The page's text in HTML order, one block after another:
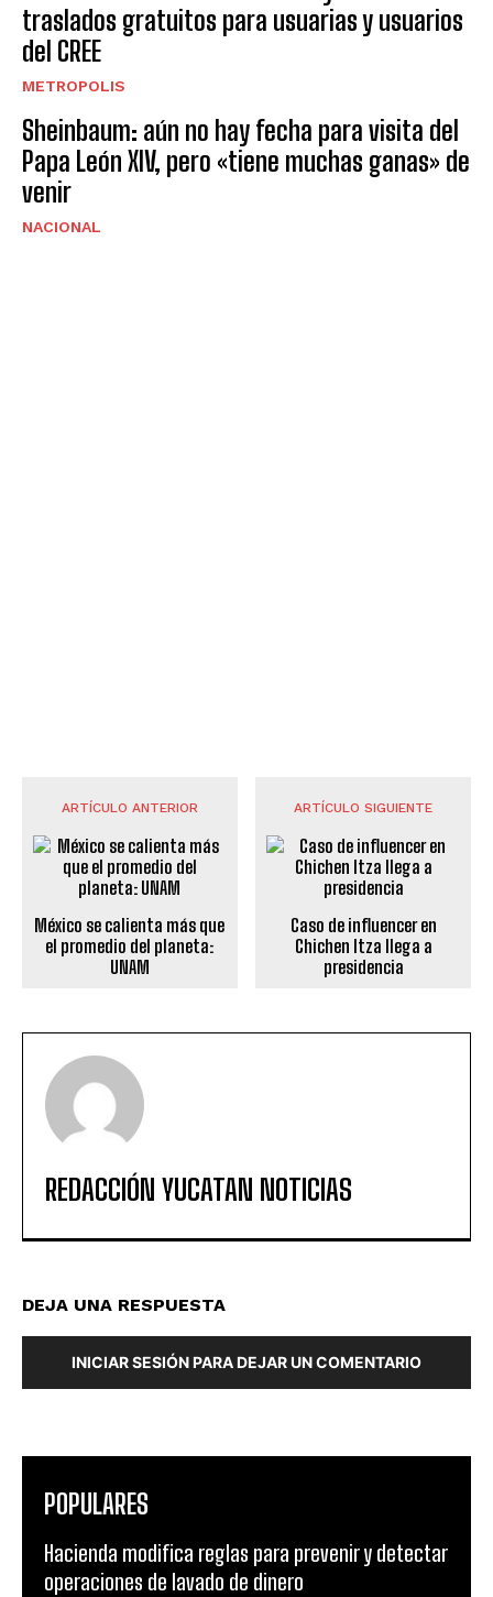
traslados gratuitos para usuarias y usuarios
del CREE
METROPOLIS
Sheinbaum: aún no hay fecha para visita del
Papa León XIV, pero «tiene muchas ganas» de
venir
NACIONAL
ARTÍCULO ANTERIOR
México se calienta más que
el promedio del planeta:
UNAM
ARTÍCULO SIGUIENTE
Caso de influencer en
Chichen Itza llega a
presidencia
REDACCIÓN YUCATAN NOTICIAS
DEJA UNA RESPUESTA
INICIAR SESIÓN PARA DEJAR UN COMENTARIO
POPULARES
Hacienda modifica reglas para prevenir y detectar
operaciones de lavado de dinero